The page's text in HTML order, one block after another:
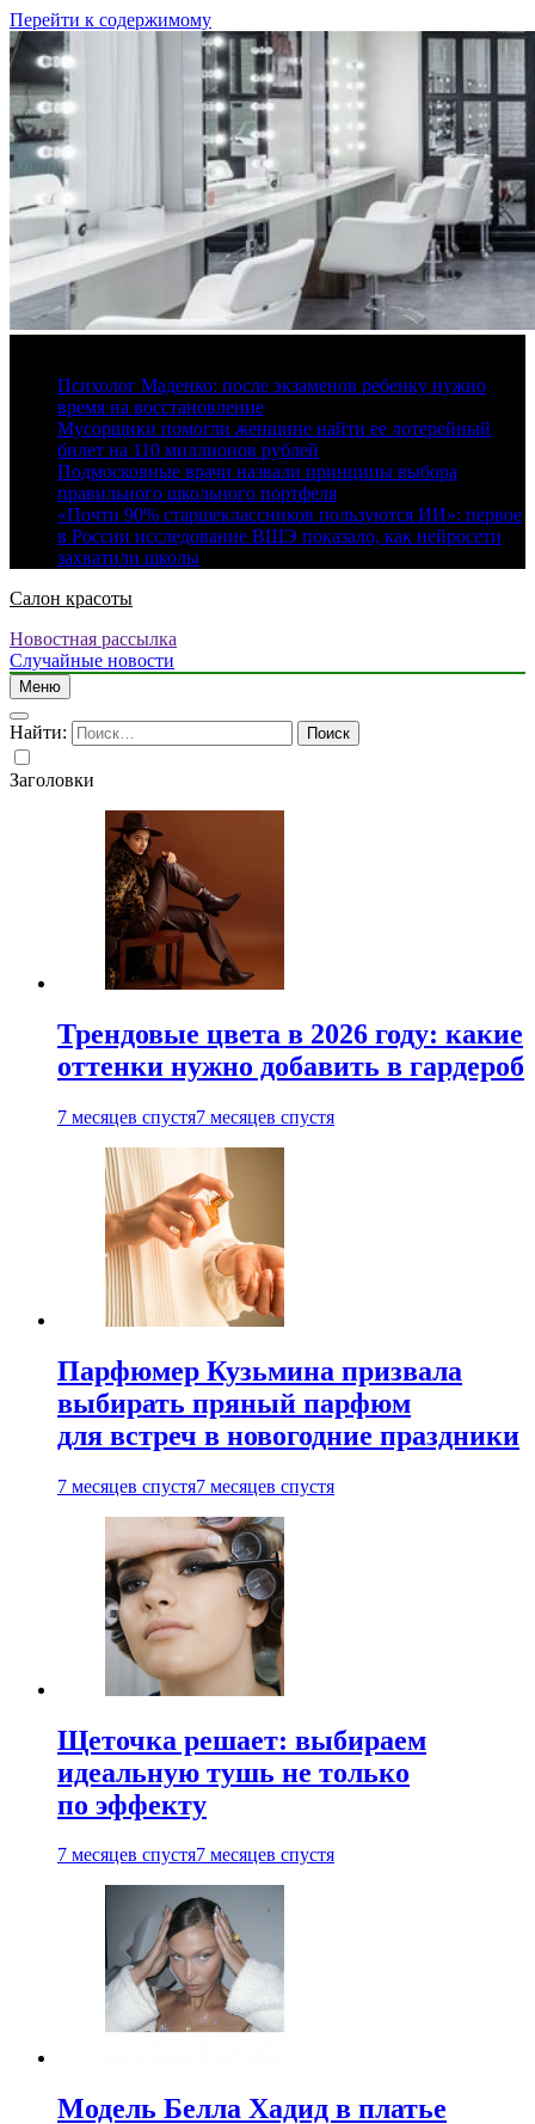
Перейти к содержимому
Психолог Маденко: после экзаменов ребенку нужно
время на восстановление
Мусорщики помогли женщине найти ее лотерейный
билет на 110 миллионов рублей
Подмосковные врачи назвали принципы выбора
правильного школьного портфеля
«Почти 90% старшеклассников пользуются ИИ»: первое
в России исследование ВШЭ показало, как нейросети
захватили школы
Салон красоты
Новостная рассылка
Случайные новости
Меню
Найти:
Заголовки
Трендовые цвета в 2026 году: какие
оттенки нужно добавить в гардероб
7 месяцев спустя7 месяцев спустя
Парфюмер Кузьмина призвала
выбирать пряный парфюм
для встреч в новогодние праздники
7 месяцев спустя7 месяцев спустя
Щеточка решает: выбираем
идеальную тушь не только
по эффекту
7 месяцев спустя7 месяцев спустя
Модель Белла Хадид в платье